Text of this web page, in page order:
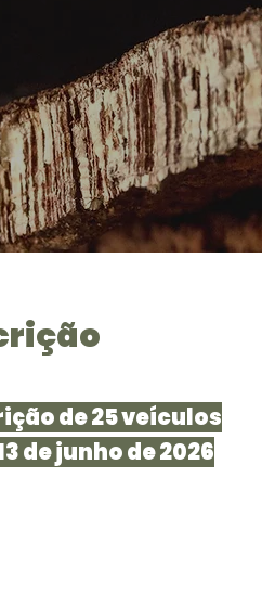
de 25 veículos
de junho de 2026